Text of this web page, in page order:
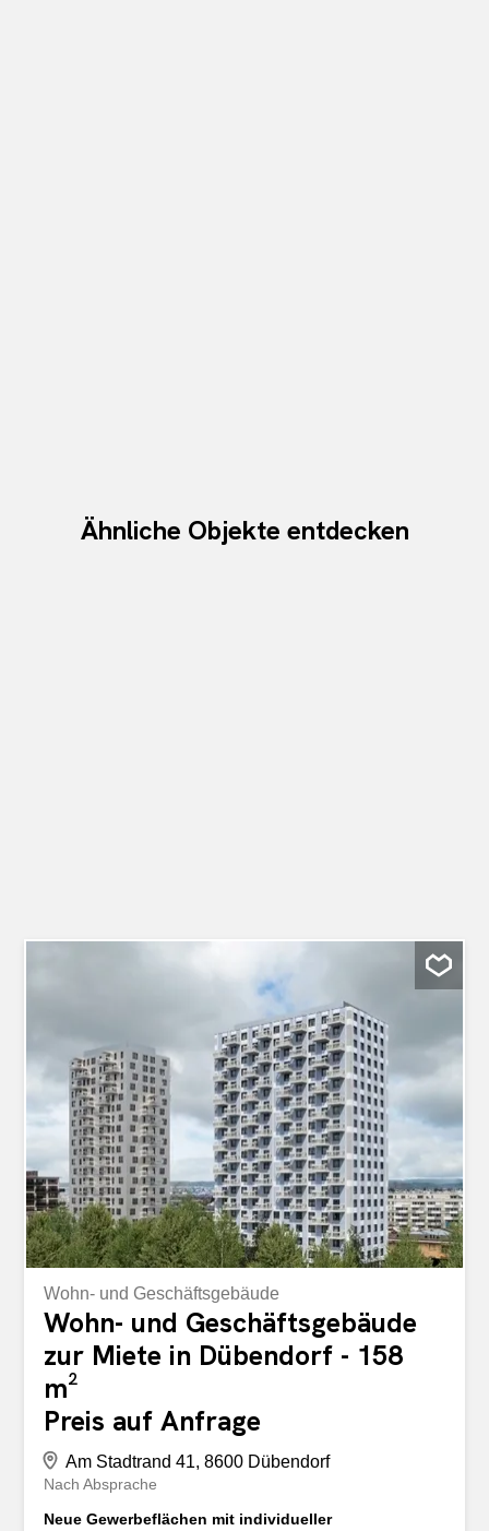
Ähnliche Objekte entdecken
Wohn- und Geschäftsgebäude
Wohn- und Geschäftsgebäude
zur Miete in Dübendorf - 158
m²
Preis auf Anfrage
Am Stadtrand 41, 8600 Dübendorf
Nach Absprache
Neue Gewerbeflächen mit individueller